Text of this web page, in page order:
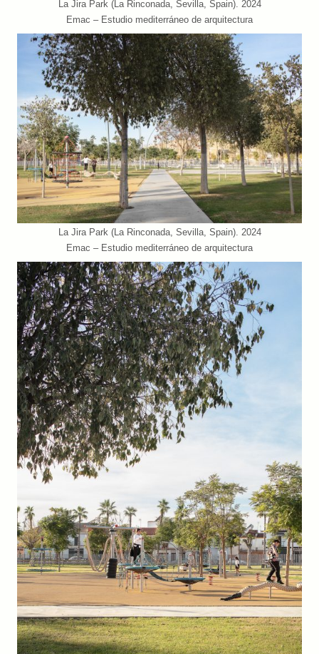
La Jira Park (La Rinconada, Sevilla, Spain). 2024
Emac – Estudio mediterráneo de arquitectura
La Jira Park (La Rinconada, Sevilla, Spain). 2024
Emac – Estudio mediterráneo de arquitectura